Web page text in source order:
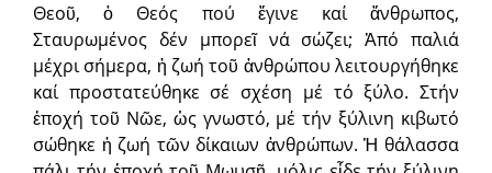
Θεοῦ, ὁ Θεός πού ἔγινε καί ἄνθρωπος,
Σταυρωμένος δέν μπορεῖ νά σώζει; Ἀπό παλιά
μέχρι σήμερα, ἡ ζωή τοῦ ἀνθρώπου λειτουργήθηκε
καί προστατεύθηκε σέ σχέση μέ τό ξύλο. Στήν
ἐποχή τοῦ Νῶε, ὡς γνωστό, μέ τήν ξύλινη κιβωτό
σώθηκε ἡ ζωή τῶν δίκαιων ἀνθρώπων. Ἡ θάλασσα